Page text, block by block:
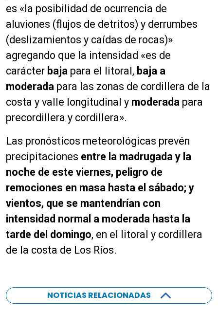
es «la posibilidad de ocurrencia de
aluviones (flujos de detritos) y derrumbes
(deslizamientos y caídas de rocas)»
agregando que la intensidad «es de
carácter baja para el litoral, baja a
moderada para las zonas de cordillera de la
costa y valle longitudinal y moderada para
precordillera y cordillera».
Las pronósticos meteorológicas prevén
precipitaciones entre la madrugada y la
noche de este viernes, peligro de
remociones en masa hasta el sábado; y
vientos, que se mantendrían con
intensidad normal a moderada hasta la
tarde del domingo, en el litoral y cordillera
de la costa de Los Ríos.
NOTICIAS RELACIONADAS